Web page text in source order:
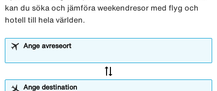
kan du söka och jämföra weekendresor med flyg och
hotell till hela världen.
Ange avreseort
sync_alt
Ange destination